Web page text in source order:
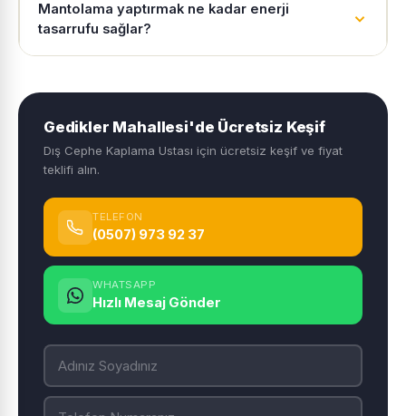
Mantolama yaptırmak ne kadar enerji
tasarrufu sağlar?
Gedikler Mahallesi'de Ücretsiz Keşif
Dış Cephe Kaplama Ustası için ücretsiz keşif ve fiyat
teklifi alın.
TELEFON
(0507) 973 92 37
WHATSAPP
Hızlı Mesaj Gönder